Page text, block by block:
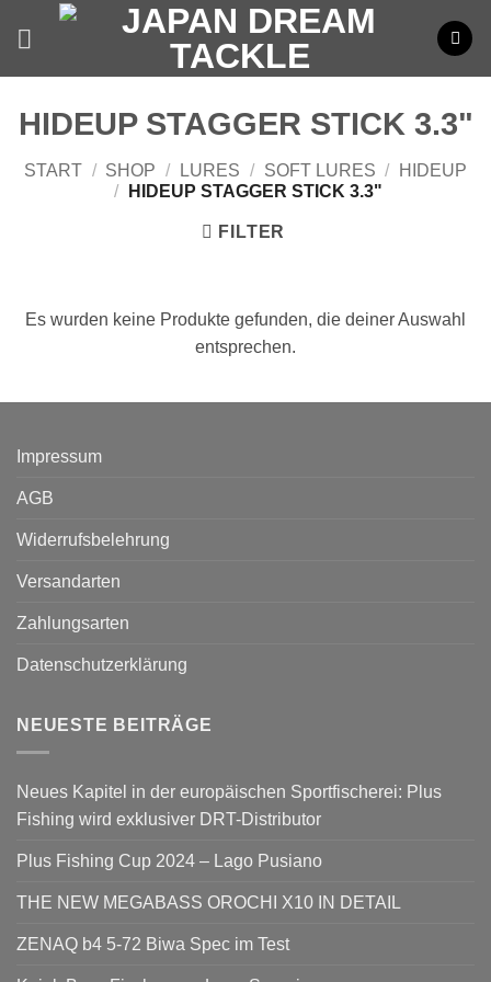
HIDEUP STAGGER STICK 3.3"
START / SHOP / LURES / SOFT LURES /
HIDEUP
/
HIDEUP STAGGER STICK 3.3"
FILTER
Es wurden keine Produkte gefunden, die deiner Auswahl
entsprechen.
Impressum
AGB
Widerrufsbelehrung
Versandarten
Zahlungsarten
Datenschutzerklärung
NEUESTE BEITRÄGE
Neues Kapitel in der europäischen Sportfischerei: Plus
Fishing wird exklusiver DRT-Distributor
Plus Fishing Cup 2024 – Lago Pusiano
THE NEW MEGABASS OROCHI X10 IN DETAIL
ZENAQ b4 5-72 Biwa Spec im Test